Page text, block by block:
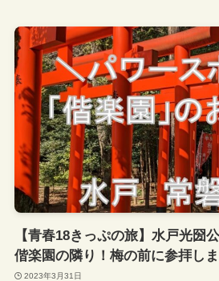
【青春18きっぷの旅】水戸光圀
偕楽園の隣り！梅の前に参拝し
2023年3月31日